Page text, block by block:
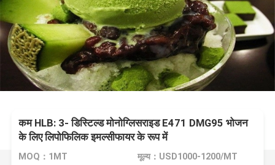
कम HLB: 3- डिस्टिल्ड मोनोग्लिसराइड E471 DMG95 भोजन
के लिए लिपोफिलिक इमल्सीफायर के रूप में
MOQ：1MT मूल्य：USD1000-1200/MT